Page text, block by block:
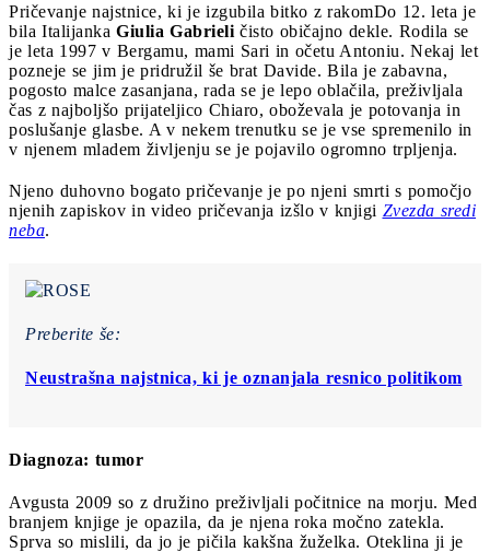
Pričevanje najstnice, ki je izgubila bitko z rakomDo 12. leta je
bila Italijanka Giulia Gabrieli čisto običajno dekle. Rodila se
je leta 1997 v Bergamu, mami Sari in očetu Antoniu. Nekaj let
pozneje se jim je pridružil še brat Davide. Bila je zabavna,
pogosto malce zasanjana, rada se je lepo oblačila, preživljala
čas z najboljšo prijateljico Chiaro, oboževala je potovanja in
poslušanje glasbe. A v nekem trenutku se je vse spremenilo in
v njenem mladem življenju se je pojavilo ogromno trpljenja.
Njeno duhovno bogato pričevanje je po njeni smrti s pomočjo
njenih zapiskov in video pričevanja izšlo v knjigi Zvezda sredi
neba.
Preberite še:
Neustrašna najstnica, ki je oznanjala resnico politikom
Diagnoza: tumor
Avgusta 2009 so z družino preživljali počitnice na morju. Med
branjem knjige je opazila, da je njena roka močno zatekla.
Sprva so mislili, da jo je pičila kakšna žuželka. Oteklina ji je